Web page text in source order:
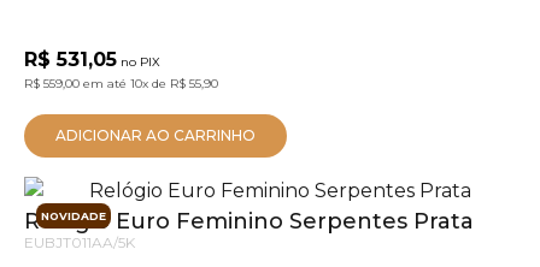
R$ 531,05 no PIX
R$ 559,00 em até 10x de R$ 55,90
ADICIONAR AO CARRINHO
NOVIDADE
Relógio Euro Feminino Serpentes Prata
EUBJT011AA/5K